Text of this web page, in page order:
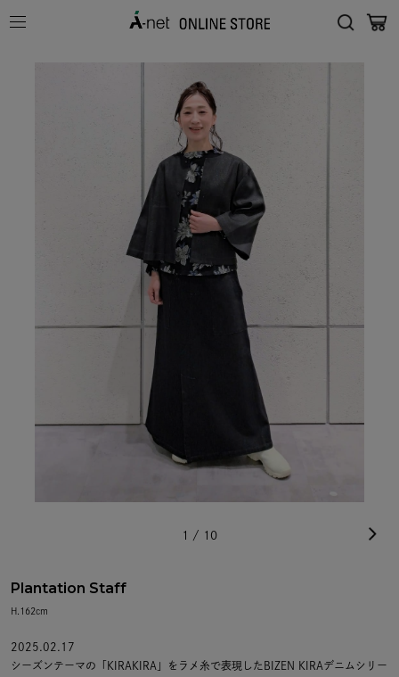
1 / 10
Plantation Staff
H.162cm
2025.02.17
シーズンテーマの「KIRAKIRA」をラメ糸で表現したBIZEN KIRAデニムシリー